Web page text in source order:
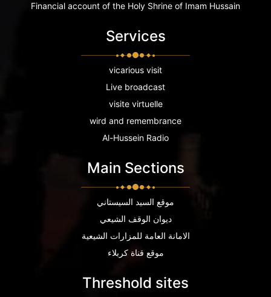
Financial account of the Holy Shrine of Imam Hussain
Services
vicarious visit
Live broadcast
visite virtuelle
wird and remembrance
Al-Hussein Radio
Main Sections
موقع السيد السيستاني
ديوان الوقف الشيعي
الامانة العامة للمزارات الشيعية
موقع قناة كربلاء
Threshold sites